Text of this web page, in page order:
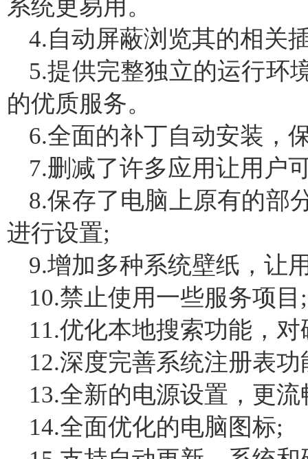
系统更易用。
4.自动屏蔽浏览其的相关
5.提供完整独立的运行环
的优质服务。
6.全面的补丁自动安装，
7.删减了许多应用让用户
8.保存了电脑上原有的部
进行设置;
9.增加多种系统壁纸，让
10.禁止使用一些服务项目;
11.优化本地搜索功能，
12.深度完善系统注册表功
13.全新的电源设置，更
14.全面优化的电脑图标;